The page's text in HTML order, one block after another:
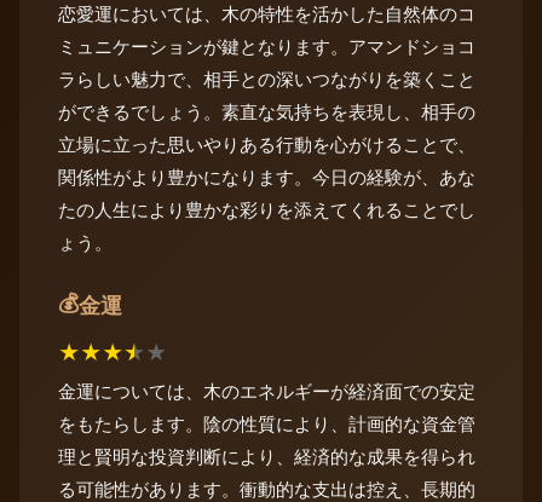
恋愛運においては、木の特性を活かした自然体のコ
ミュニケーションが鍵となります。アマンドショコ
ラらしい魅力で、相手との深いつながりを築くこと
ができるでしょう。素直な気持ちを表現し、相手の
立場に立った思いやりある行動を心がけることで、
関係性がより豊かになります。今日の経験が、あな
たの人生により豊かな彩りを添えてくれることでし
ょう。
💰金運
★★★★★
金運については、木のエネルギーが経済面での安定
をもたらします。陰の性質により、計画的な資金管
理と賢明な投資判断により、経済的な成果を得られ
る可能性があります。衝動的な支出は控え、長期的